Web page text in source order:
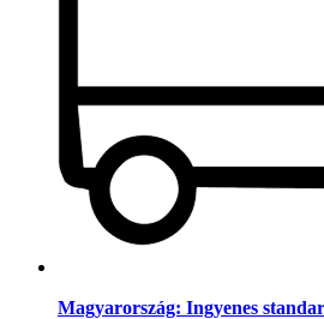
Magyarország: Ingyenes